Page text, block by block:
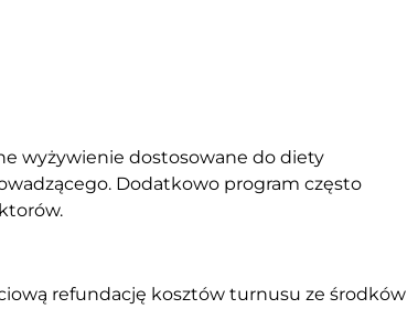
wyżywienie dostosowane do diety
Dodatkowo program często
refundację kosztów turnusu ze środków